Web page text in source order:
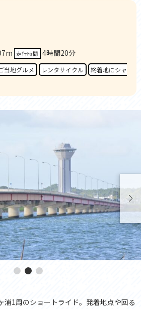
走行時間 4時間20分
当地グルメ レンタサイクル
終着地にシャ
浦1周のショートライド。発着地点や回る